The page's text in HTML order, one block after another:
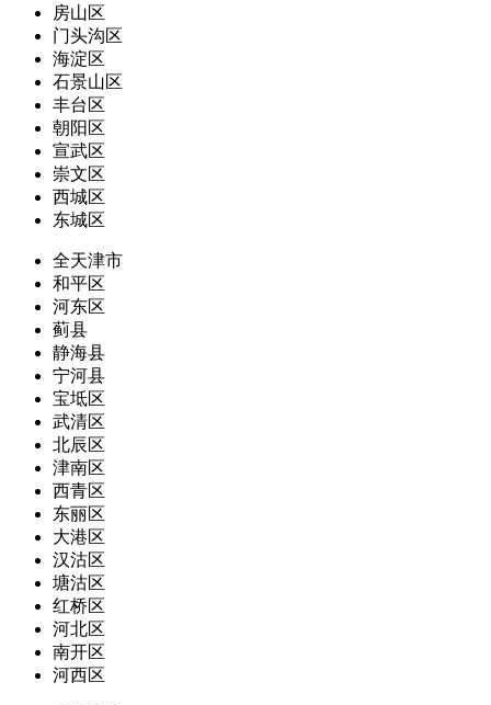
房山区
门头沟区
海淀区
石景山区
丰台区
朝阳区
宣武区
崇文区
西城区
东城区
全天津市
和平区
河东区
蓟县
静海县
宁河县
宝坻区
武清区
北辰区
津南区
西青区
东丽区
大港区
汉沽区
塘沽区
红桥区
河北区
南开区
河西区